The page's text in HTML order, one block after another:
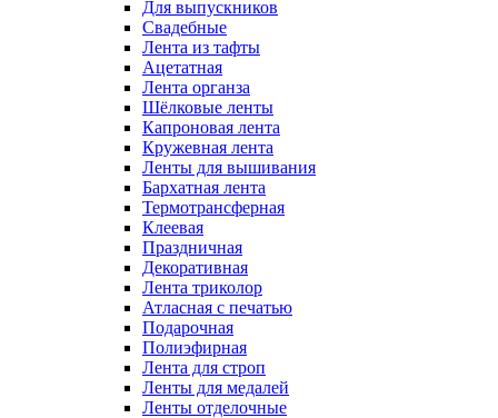
Для выпускников
Свадебные
Лента из тафты
Ацетатная
Лента органза
Шёлковые ленты
Капроновая лента
Кружевная лента
Ленты для вышивания
Бархатная лента
Термотрансферная
Клеевая
Праздничная
Декоративная
Лента триколор
Атласная с печатью
Подарочная
Полиэфирная
Лента для строп
Ленты для медалей
Ленты отделочные